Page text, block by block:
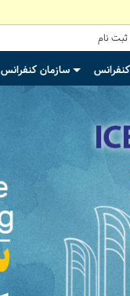
ثبت نام
+
سازمان کنفرانس